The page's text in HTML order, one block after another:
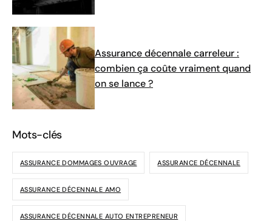
Assurance décennale carreleur :
combien ça coûte vraiment quand
on se lance ?
Mots-clés
ASSURANCE DOMMAGES OUVRAGE ASSURANCE DÉCENNALE
ASSURANCE DÉCENNALE AMO
ASSURANCE DÉCENNALE AUTO ENTREPRENEUR